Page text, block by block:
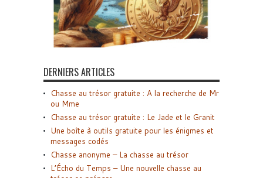
DERNIERS ARTICLES
Chasse au trésor gratuite : A la recherche de Mr
ou Mme
Chasse au trésor gratuite : Le Jade et le Granit
Une boîte à outils gratuite pour les énigmes et
messages codés
Chasse anonyme – La chasse au trésor
L’Écho du Temps – Une nouvelle chasse au